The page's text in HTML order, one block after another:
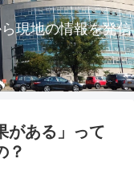
現地の情報を発信
がある」って
？